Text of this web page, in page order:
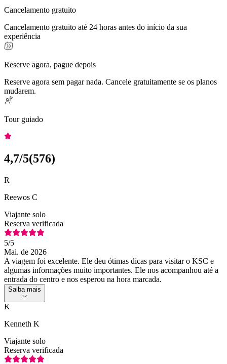
Cancelamento gratuito
Cancelamento gratuito até 24 horas antes do início da sua
experiência
Reserve agora, pague depois
Reserve agora sem pagar nada. Cancele gratuitamente se os planos
mudarem.
Tour guiado
4,7/5(576)
R
Reewos C
Viajante solo
Reserva verificada
5/5
Mai. de 2026
A viagem foi excelente. Ele deu ótimas dicas para visitar o KSC e
algumas informações muito importantes. Ele nos acompanhou até a
entrada do centro e nos esperou na hora marcada.
Saiba mais
K
Kenneth K
Viajante solo
Reserva verificada